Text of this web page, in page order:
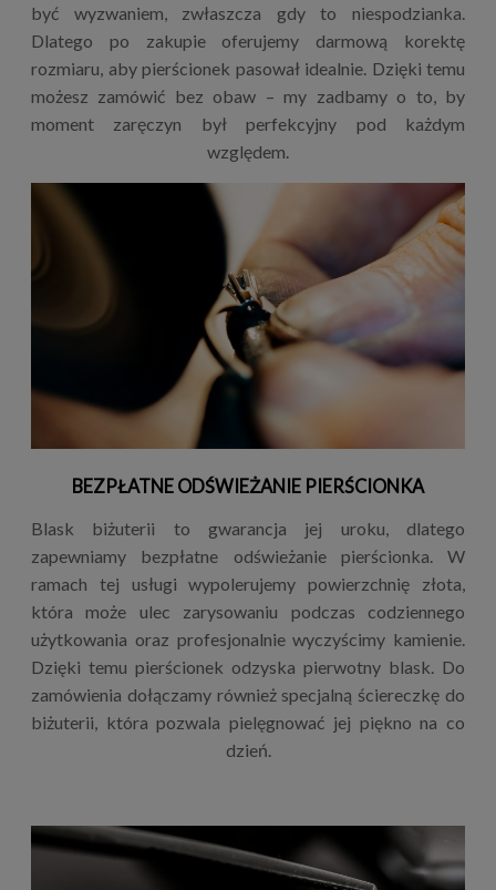
być wyzwaniem, zwłaszcza gdy to niespodzianka.
Dlatego po zakupie oferujemy darmową korektę
rozmiaru, aby pierścionek pasował idealnie. Dzięki temu
możesz zamówić bez obaw – my zadbamy o to, by
moment zaręczyn był perfekcyjny pod każdym
względem.
BEZPŁATNE ODŚWIEŻANIE PIERŚCIONKA
Blask biżuterii to gwarancja jej uroku, dlatego
zapewniamy bezpłatne odświeżanie pierścionka. W
ramach tej usługi wypolerujemy powierzchnię złota,
która może ulec zarysowaniu podczas codziennego
użytkowania oraz profesjonalnie wyczyścimy kamienie.
Dzięki temu pierścionek odzyska pierwotny blask. Do
zamówienia dołączamy również specjalną ściereczkę do
biżuterii, która pozwala pielęgnować jej piękno na co
dzień.